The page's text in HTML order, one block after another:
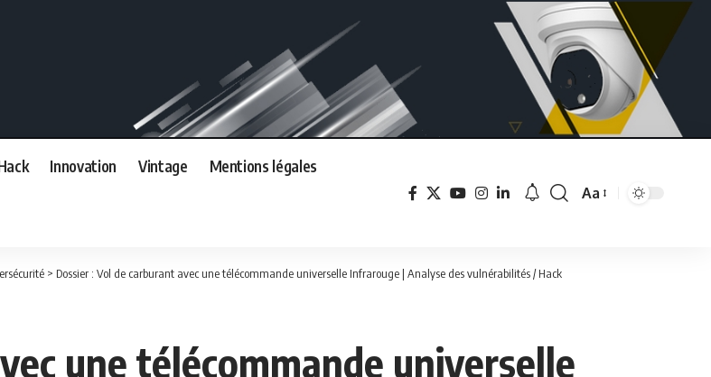
Innovation Vintage Mentions légales
Font
Aa
> Dossier : Vol de carburant avec une télécommande universelle Infrarouge | Analyse des vulnérabilités / Hack
une télécommande universelle